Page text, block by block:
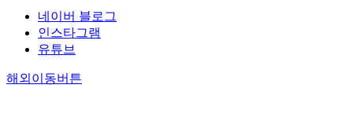
네이버 블로그
인스타그램
유튜브
해외이동버튼